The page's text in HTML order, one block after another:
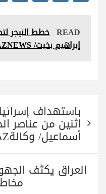
ce
bo
ok
le
gr
a
m
wi
tte
r
ts
A READ خطط النيجر
إبراهيم بخيت/ BAZNEWS
تصفّح
المقالات
باستهداف
اثنين من عناصر
أسماعيل/ وكالةBAZالاخبارية
العراق يكثف